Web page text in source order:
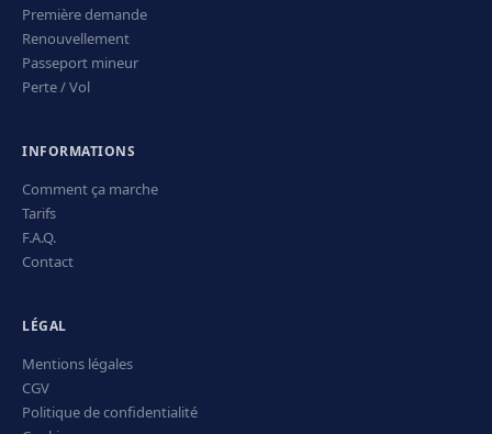
Première demande
Renouvellement
Passeport mineur
Perte / Vol
INFORMATIONS
Comment ça marche
Tarifs
F.A.Q.
Contact
LÉGAL
Mentions légales
CGV
Politique de confidentialité